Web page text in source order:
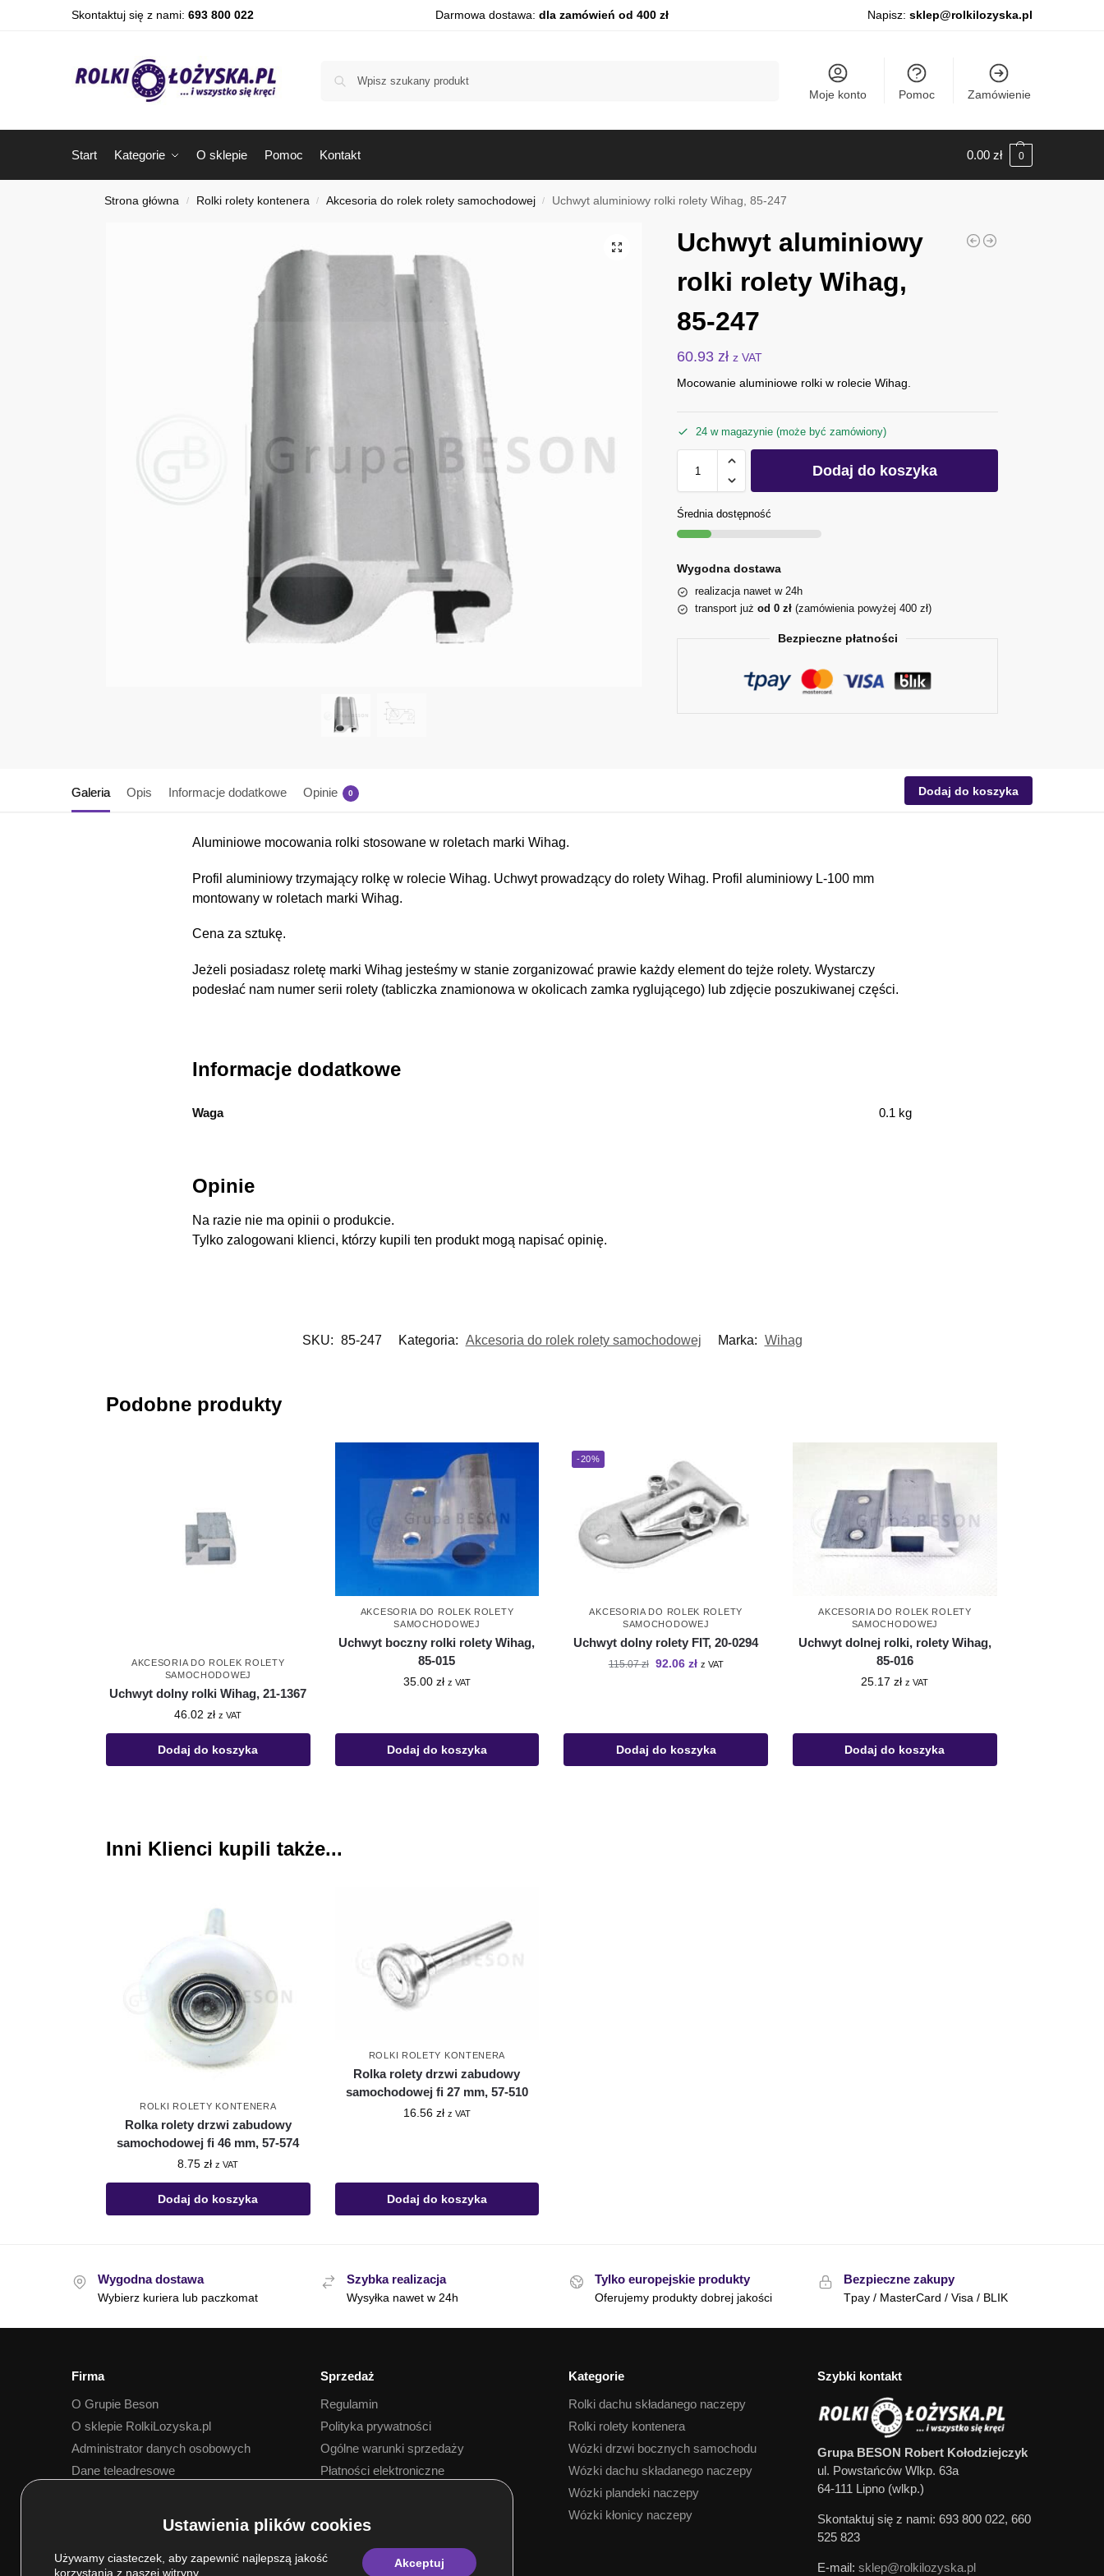
Skontaktuj się z nami: 693 800 022 Darmowa dostawa: dla zamówień od 400 zł Napisz: sklep@rolkilozyska.pl
Moje konto Pomoc Zamówienie
Start Kategorie O sklepie Pomoc Kontakt 0.00 zł 0
Strona główna / Rolki rolety kontenera / Akcesoria do rolek rolety samochodowej / Uchwyt aluminiowy rolki rolety Wihag, 85-247
Uchwyt aluminiowy
rolki rolety Wihag,
85-247
60.93 zł z VAT
Mocowanie aluminiowe rolki w rolecie Wihag.
24 w magazynie (może być zamówiony)
Dodaj do koszyka
Średnia dostępność
Wygodna dostawa
realizacja nawet w 24h
transport jużod 0 zł (zamówienia powyżej 400 zł)
Bezpieczne płatności
Galeria Opis Informacje dodatkowe Opinie 0 Dodaj do koszyka
Aluminiowe mocowania rolki stosowane w roletach marki Wihag.
Profil aluminiowy trzymający rolkę w rolecie Wihag. Uchwyt prowadzący do rolety Wihag. Profil aluminiowy L-100 mm
montowany w roletach marki Wihag.
Cena za sztukę.
Jeżeli posiadasz roletę marki Wihag jesteśmy w stanie zorganizować prawie każdy element do tejże rolety. Wystarczy
podesłać nam numer serii rolety (tabliczka znamionowa w okolicach zamka ryglującego) lub zdjęcie poszukiwanej części.
Informacje dodatkowe
Waga 0.1 kg
Opinie
Na razie nie ma opinii o produkcie.
Tylko zalogowani klienci, którzy kupili ten produkt mogą napisać opinię.
SKU: 85-247 Kategoria: Akcesoria do rolek rolety samochodowej Marka: Wihag
Podobne produkty
AKCESORIA DO ROLEK ROLETY
SAMOCHODOWEJ
Uchwyt dolny rolki Wihag, 21-1367
46.02zł z VAT
Dodaj do koszyka
AKCESORIA DO ROLEK ROLETY
SAMOCHODOWEJ
Uchwyt boczny rolki rolety Wihag,
85-015
35.00 zł z VAT
Dodaj do koszyka
-20%
AKCESORIA DO ROLEK ROLETY
SAMOCHODOWEJ
Uchwyt dolny rolety FIT, 20-0294
115.07zł 92.06 zł z VAT
Dodaj do koszyka
AKCESORIA DO ROLEK ROLETY
SAMOCHODOWEJ
Uchwyt dolnej rolki, rolety Wihag,
85-016
25.17zł z VAT
Dodaj do koszyka
Inni Klienci kupili także...
ROLKI ROLETY KONTENERA
Rolka rolety drzwi zabudowy
samochodowej fi 46 mm, 57-574
8.75zł z VAT
Dodaj do koszyka
ROLKI ROLETY KONTENERA
Rolka rolety drzwi zabudowy
samochodowej fi 27 mm, 57-510
16.56 zł z VAT
Dodaj do koszyka
Wygodna dostawa
Wybierz kuriera lub paczkomat
Szybka realizacja
Wysyłka nawet w 24h
Tylko europejskie produkty
Oferujemy produkty dobrej jakości
Bezpieczne zakupy
Tpay / MasterCard / Visa / BLIK
Firma
O Grupie Beson
O sklepie RolkiLozyska.pl
Administrator danych osobowych
Dane teleadresowe
Sprzedaż
Regulamin
Polityka prywatności
Ogólne warunki sprzedaży
Płatności elektroniczne
Kategorie
Rolki dachu składanego naczepy
Rolki rolety kontenera
Wózki drzwi bocznych samochodu
Wózki dachu składanego naczepy
Wózki plandeki naczepy
Wózki kłonicy naczepy
Szybki kontakt
Grupa BESON Robert Kołodziejczyk
ul. Powstańców Wlkp. 63a
64-111 Lipno (wlkp.)
Skontaktuj się z nami: 693 800 022, 660
525 823
E-mail: sklep@rolkilozyska.pl
Używamy ciasteczek, aby zapewnić najlepszą jakość
korzystania z naszej witryny.
Akceptuj